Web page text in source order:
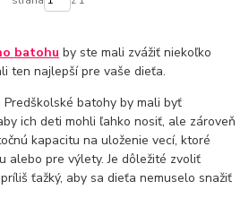
batohu by ste mali zvážiť niekoľko
ten najlepší pre vaše dieťa.
batohy by mali byť
ich deti mohli ľahko nosiť, ale zároveň
kapacitu na uloženie vecí, ktoré
alebo pre výlety. Je dôležité zvoliť
ťažký, aby sa dieťa nemuselo snažiť